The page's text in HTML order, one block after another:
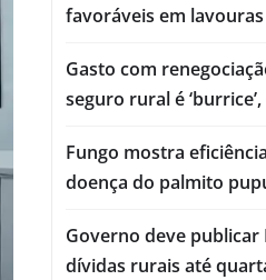
favoráveis em lavouras
Gasto com
seguro rural é
Fungo mostra
doença do palmito
Governo deve publicar
dívidas rurais até